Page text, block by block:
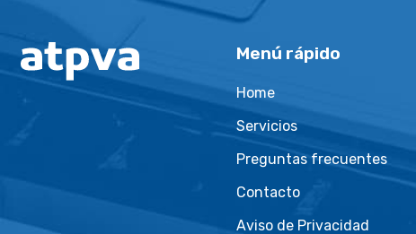
Menú rápido
Home
Servicios
Preguntas frecuentes
Contacto
Aviso de Privacidad